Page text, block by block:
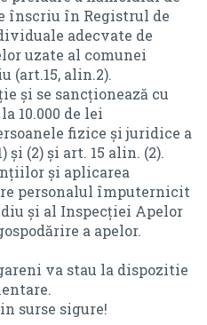
PROIECTELOR DE HOTĂRÂRI
HOTĂRÂRILOR
PROCEDURILE
DELIBERATIVE
EVIDENȚA PROIECTELOR DE
EVIDENȚA HOTĂRÂRILOR
EXECUTIVE
înscriu în Registrul de
adecvate de
uzate al comunei
(art.15, alin.2).
şi se sancţionează cu
10.000 de lei
fizice şi juridice a
(2) şi art. 15 alin. (2).
şi aplicarea
personalul împuternicit
şi al Inspecţiei Apelor
a apelor.
va stau la dispozitie
surse sigure!